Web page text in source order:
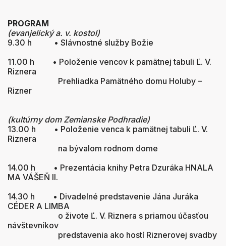
PROGRAM
(evanjelický a. v. kostol)
9.30 h • Slávnostné služby Božie
11.00 h • Položenie vencov k pamätnej tabuli Ľ. V.
Riznera
Prehliadka Pamätného domu Holuby –
Rizner
(kultúrny dom Zemianske Podhradie)
13.00 h • Položenie venca k pamätnej tabuli Ľ. V.
Riznera
na bývalom rodnom dome
14.00 h • Prezentácia knihy Petra Dzuráka HNALA
MA VÁŠEŇ II.
14.30 h • Divadelné predstavenie Jána Juráka
CÉDER A LIMBA
o živote Ľ. V. Riznera s priamou účasťou
návštevníkov
predstavenia ako hostí Riznerovej svadby